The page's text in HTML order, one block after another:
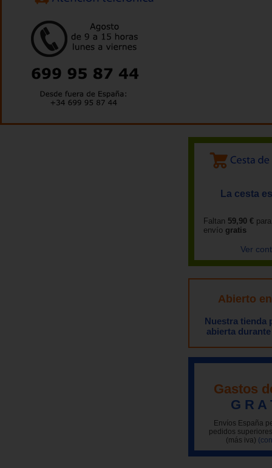
La cesta
Faltan 59,90 €
envío gratis
Ver
Abierto
Nuestra tienda
abierta
Gastos
G R A
Envíos España
pedidos
(más iva)